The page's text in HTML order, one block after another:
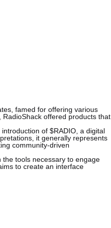
famed for offering various
offered products that
of $RADIO, a digital
it generally represents
community-driven
tools necessary to engage
to create an interface